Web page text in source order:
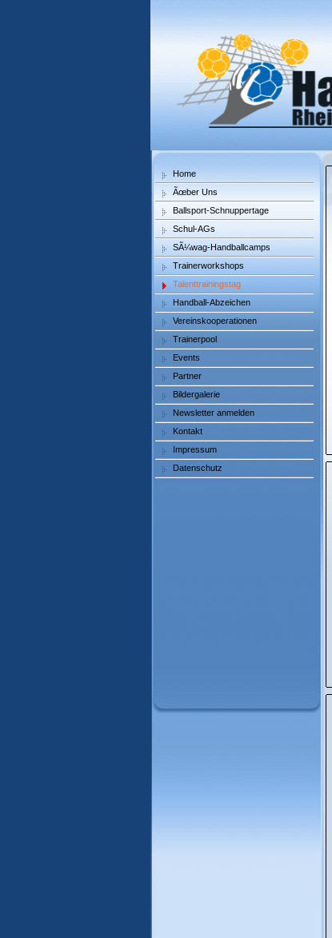
Home
Ãœber Uns
Ballsport-Schnuppertage
Schul-AGs
SÃ¼wag-Handballcamps
Trainerworkshops
Talenttrainingstag
Handball-Abzeichen
Vereinskooperationen
Trainerpool
Events
Partner
Bildergalerie
Newsletter anmelden
Kontakt
Impressum
Datenschutz